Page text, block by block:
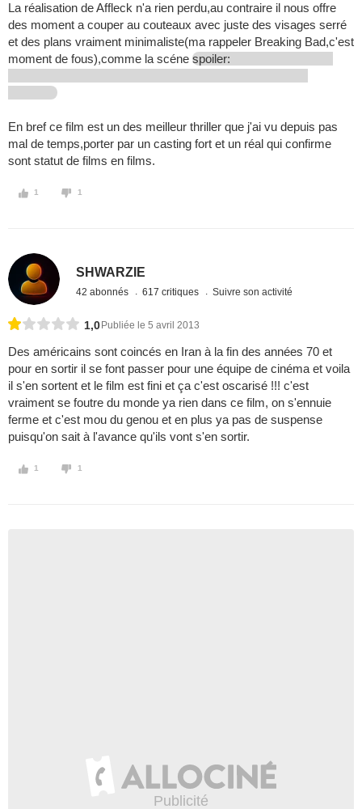
La réalisation de Affleck n'a rien perdu,au contraire il nous offre
des moment a couper au couteaux avec juste des visages serré
et des plans vraiment minimaliste(ma rappeler Breaking Bad,c'est
moment de fous),comme la scéne spoiler:
En bref ce film est un des meilleur thriller que j'ai vu depuis pas
mal de temps,porter par un casting fort et un réal qui confirme
sont statut de films en films.
1 1
SHWARZIE
42 abonnés 617 critiques Suivre son activité
1,0 Publiée le 5 avril 2013
Des américains sont coincés en Iran à la fin des années 70 et
pour en sortir il se font passer pour une équipe de cinéma et voila
il s'en sortent et le film est fini et ça c'est oscarisé !!! c'est
vraiment se foutre du monde ya rien dans ce film, on s'ennuie
ferme et c'est mou du genou et en plus ya pas de suspense
puisqu'on sait à l'avance qu'ils vont s'en sortir.
1 1